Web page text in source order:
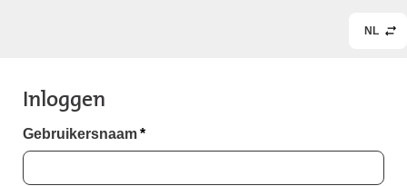
NL
Inloggen
Gebruikersnaam*